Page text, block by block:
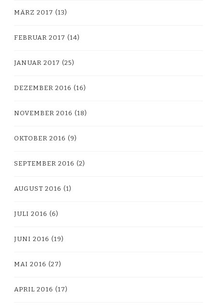
MÄRZ 2017 (13)
FEBRUAR 2017 (14)
JANUAR 2017 (25)
DEZEMBER 2016 (16)
NOVEMBER 2016 (18)
OKTOBER 2016 (9)
SEPTEMBER 2016 (2)
AUGUST 2016 (1)
JULI 2016 (6)
JUNI 2016 (19)
MAI 2016 (27)
APRIL 2016 (17)